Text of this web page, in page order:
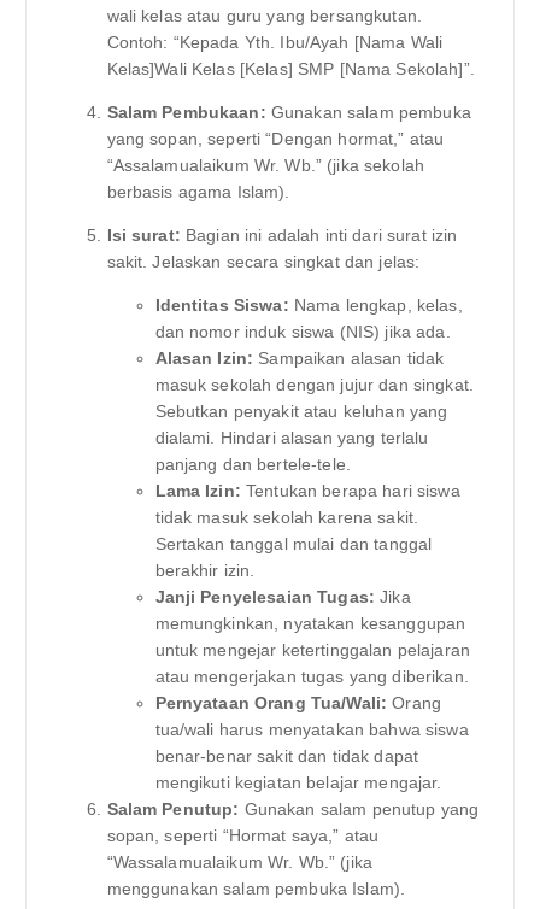
wali kelas atau guru yang bersangkutan.
Contoh: “Kepada Yth. Ibu/Ayah [Nama Wali
Kelas]Wali Kelas [Kelas] SMP [Nama Sekolah]”.
Salam Pembukaan: Gunakan salam pembuka
yang sopan, seperti “Dengan hormat,” atau
“Assalamualaikum Wr. Wb.” (jika sekolah
berbasis agama Islam).
Isi surat: Bagian ini adalah inti dari surat izin
sakit. Jelaskan secara singkat dan jelas:
Identitas Siswa: Nama lengkap, kelas,
dan nomor induk siswa (NIS) jika ada.
Alasan Izin: Sampaikan alasan tidak
masuk sekolah dengan jujur dan singkat.
Sebutkan penyakit atau keluhan yang
dialami. Hindari alasan yang terlalu
panjang dan bertele-tele.
Lama Izin: Tentukan berapa hari siswa
tidak masuk sekolah karena sakit.
Sertakan tanggal mulai dan tanggal
berakhir izin.
Janji Penyelesaian Tugas: Jika
memungkinkan, nyatakan kesanggupan
untuk mengejar ketertinggalan pelajaran
atau mengerjakan tugas yang diberikan.
Pernyataan Orang Tua/Wali: Orang
tua/wali harus menyatakan bahwa siswa
benar-benar sakit dan tidak dapat
mengikuti kegiatan belajar mengajar.
Salam Penutup: Gunakan salam penutup yang
sopan, seperti “Hormat saya,” atau
“Wassalamualaikum Wr. Wb.” (jika
menggunakan salam pembuka Islam).